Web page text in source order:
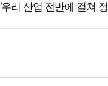
리 산업 전반에 걸쳐